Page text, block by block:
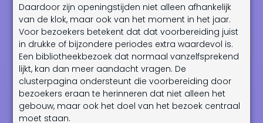
Daardoor zijn openingstijden niet alleen afhankelijk
van de klok, maar ook van het moment in het jaar.
Voor bezoekers betekent dat dat voorbereiding juist
in drukke of bijzondere periodes extra waardevol is.
Een bibliotheekbezoek dat normaal vanzelfsprekend
lijkt, kan dan meer aandacht vragen. De
clusterpagina ondersteunt die voorbereiding door
bezoekers eraan te herinneren dat niet alleen het
gebouw, maar ook het doel van het bezoek centraal
moet staan.